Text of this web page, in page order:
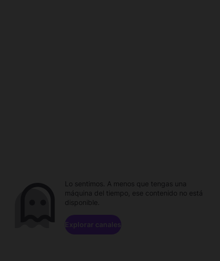
Lo sentimos. A menos que tengas una
máquina del tiempo, ese contenido no está
disponible.
Explorar canales